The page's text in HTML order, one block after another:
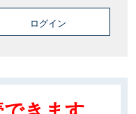
ログイン